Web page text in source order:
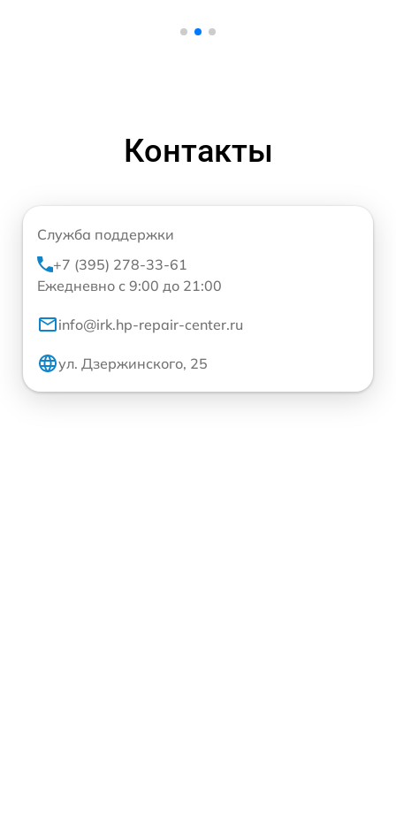
Контакты
Служба поддержки
+7 (395) 278-33-61
Ежедневно с 9:00 до 21:00
info@irk.hp-repair-center.ru
ул. Дзержинского, 25